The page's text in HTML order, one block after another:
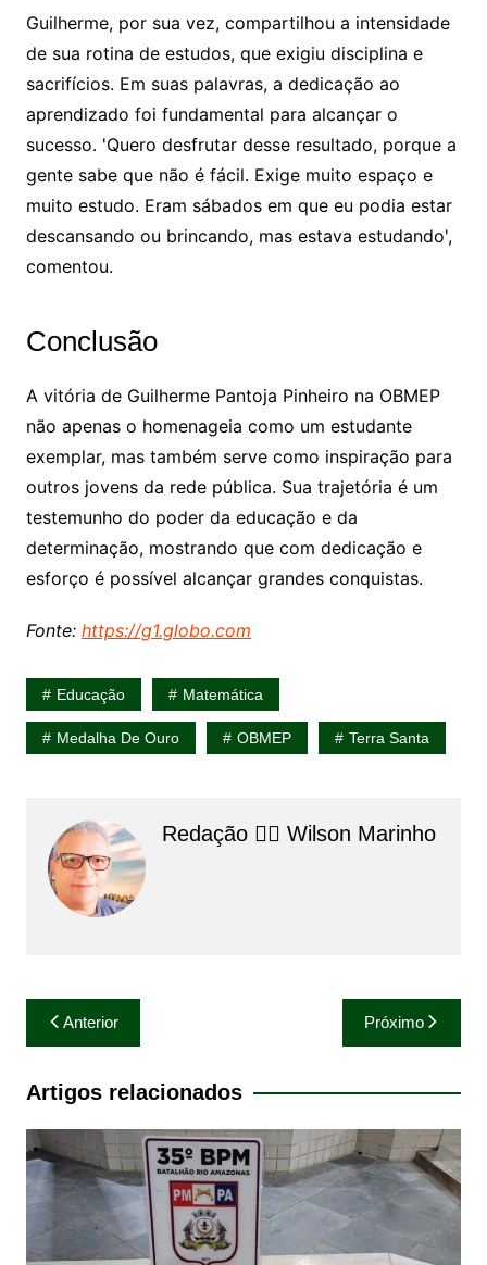
Guilherme, por sua vez, compartilhou a intensidade
de sua rotina de estudos, que exigiu disciplina e
sacrifícios. Em suas palavras, a dedicação ao
aprendizado foi fundamental para alcançar o
sucesso. 'Quero desfrutar desse resultado, porque a
gente sabe que não é fácil. Exige muito espaço e
muito estudo. Eram sábados em que eu podia estar
descansando ou brincando, mas estava estudando',
comentou.
Conclusão
A vitória de Guilherme Pantoja Pinheiro na OBMEP
não apenas o homenageia como um estudante
exemplar, mas também serve como inspiração para
outros jovens da rede pública. Sua trajetória é um
testemunho do poder da educação e da
determinação, mostrando que com dedicação e
esforço é possível alcançar grandes conquistas.
Fonte: https://g1.globo.com
Educação Matemática
Medalha De Ouro OBMEP Terra Santa
Redação 👨‍⚖️​ Wilson Marinho
Navegação
de
Post
Anterior Próximo
Artigos relacionados